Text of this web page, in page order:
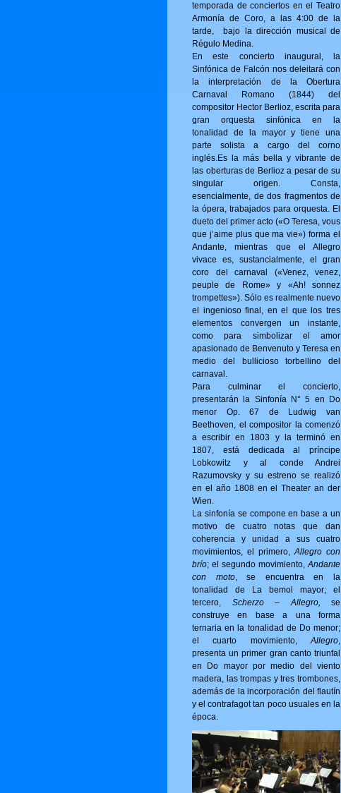
temporada de conciertos en el Teatro
Armonía de Coro, a las 4:00 de la
tarde, bajo la dirección musical de
Régulo Medina.
En este concierto inaugural, la
Sinfónica de Falcón nos deleitará con
la interpretación de la Obertura
Carnaval Romano (1844) del
compositor Hector Berlioz, escrita para
gran orquesta sinfónica en la
tonalidad de la mayor y tiene una
parte solista a cargo del corno
inglés.Es la más bella y vibrante de
las oberturas de Berlioz a pesar de su
singular origen. Consta,
esencialmente, de dos fragmentos de
la ópera, trabajados para orquesta. El
dueto del primer acto («O Tere­sa, vous
que j’aime plus que ma vie») for­ma el
Andante, mientras que el Allegro
vivace es, sustancialmente, el gran
coro del carnaval («Venez, venez,
peuple de Rome» y «Ah! sonnez
trompettes»). Sólo es realmente nuevo
el ingenioso final, en el que los tres
elementos convergen un instante,
como para simbolizar el amor
apasionado de Benvenuto y Teresa en
medio del bullicioso torbellino del
carnaval.
Para culminar el concierto,
presentarán la Sinfonía N° 5 en Do
menor Op. 67 de Ludwig van
Beethoven, el compositor la comenzó
a escribir en 1803 y la terminó en
1807, está dedicada al príncipe
Lobkowitz y al conde Andrei
Razumovsky y su estreno se realizó
en el año 1808 en el Theater an der
Wien.
La sinfonía se compone en base a un
motivo de cuatro notas que dan
coherencia y unidad a sus cuatro
movimientos, el primero,Allegro con
brío; el segundo movimiento,Andante
con moto, se encuentra en la
tonalidad de La bemol mayor; el
tercero, Scherzo – Allegro, se
construye en base a una forma
ternaria en la tonalidad de Do menor;
el cuarto movimiento,Allegro,
presenta un primer gran canto triunfal
en Do mayor por medio del viento
madera, las trompas y tres trombones,
además de la incorporación del flautín
y el contrafagot tan poco usuales en la
época.